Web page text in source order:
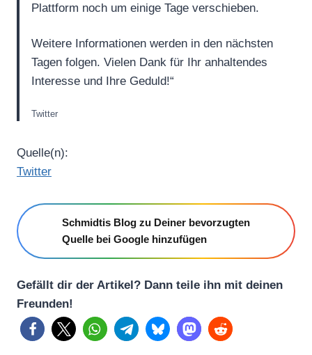
Plattform noch um einige Tage verschieben.
Weitere Informationen werden in den nächsten
Tagen folgen. Vielen Dank für Ihr anhaltendes
Interesse und Ihre Geduld!“
Twitter
Quelle(n):
Twitter
Schmidtis Blog zu Deiner bevorzugten
Quelle bei Google hinzufügen
Gefällt dir der Artikel? Dann teile ihn mit deinen
Freunden!